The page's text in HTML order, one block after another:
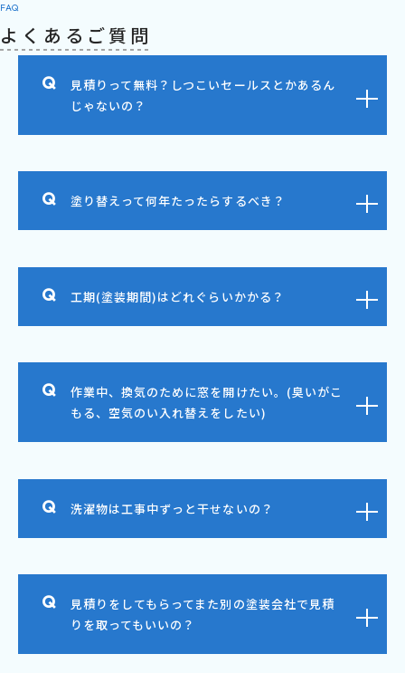
FAQ
よくあるご質問
見積りって無料？しつこいセールスとかあるん
じゃないの？
塗り替えって何年たったらするべき？
工期(塗装期間)はどれぐらいかかる？
作業中、換気のために窓を開けたい。(臭いがこ
もる、空気のい入れ替えをしたい)
洗濯物は工事中ずっと干せないの？
見積りをしてもらってまた別の塗装会社で見積
りを取ってもいいの？